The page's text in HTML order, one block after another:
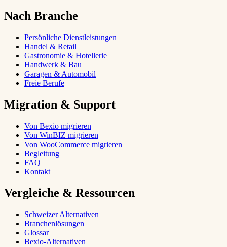
Nach Branche
Persönliche Dienstleistungen
Handel & Retail
Gastronomie & Hotellerie
Handwerk & Bau
Garagen & Automobil
Freie Berufe
Migration & Support
Von Bexio migrieren
Von WinBIZ migrieren
Von WooCommerce migrieren
Begleitung
FAQ
Kontakt
Vergleiche & Ressourcen
Schweizer Alternativen
Branchenlösungen
Glossar
Bexio-Alternativen